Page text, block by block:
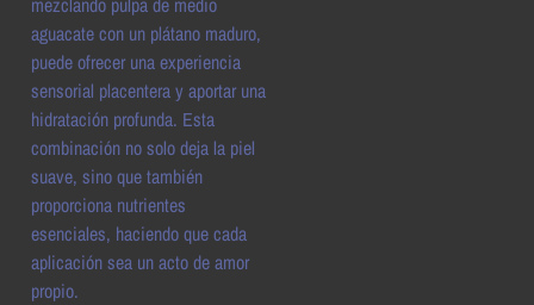
aguacate con un plátano maduro,
puede ofrecer una experiencia
sensorial placentera y aportar una
hidratación profunda. Esta
combinación no solo deja la piel
suave, sino que también
proporciona nutrientes
esenciales, haciendo que cada
aplicación sea un acto de amor
propio.